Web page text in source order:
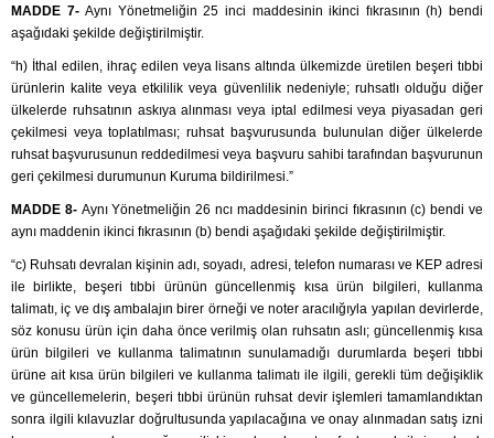
MADDE 7-Aynı Yönetmeliğin 25 inci maddesinin ikinci fıkrasının (h) bendi
aşağıdaki şekilde değiştirilmiştir.
“h) İthal edilen, ihraç edilen veya lisans altında ülkemizde üretilen beşeri tıbbi
ürünlerin kalite veya etkililik veya güvenlilik nedeniyle; ruhsatlı olduğu diğer
ülkelerde ruhsatının askıya alınması veya iptal edilmesi veya piyasadan geri
çekilmesi veya toplatılması; ruhsat başvurusunda bulunulan diğer ülkelerde
ruhsat başvurusunun reddedilmesi veya başvuru sahibi tarafından başvurunun
geri çekilmesi durumunun Kuruma bildirilmesi.”
MADDE 8-Aynı Yönetmeliğin 26 ncı maddesinin birinci fıkrasının (c) bendi ve
aynı maddenin ikinci fıkrasının (b) bendi aşağıdaki şekilde değiştirilmiştir.
“c) Ruhsatı devralan kişinin adı, soyadı, adresi, telefon numarası ve KEP adresi
ile birlikte, beşeri tıbbi ürünün güncellenmiş kısa ürün bilgileri, kullanma
talimatı, iç ve dış ambalajın birer örneği ve noter aracılığıyla yapılan devirlerde,
söz konusu ürün için daha önce verilmiş olan ruhsatın aslı; güncellenmiş kısa
ürün bilgileri ve kullanma talimatının sunulamadığı durumlarda beşeri tıbbi
ürüne ait kısa ürün bilgileri ve kullanma talimatı ile ilgili, gerekli tüm değişiklik
ve güncellemelerin, beşeri tıbbi ürünün ruhsat devir işlemleri tamamlandıktan
sonra ilgili kılavuzlar doğrultusunda yapılacağına ve onay alınmadan satış izni